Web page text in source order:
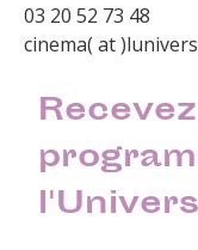
03 20 52 73 48
cinema( at